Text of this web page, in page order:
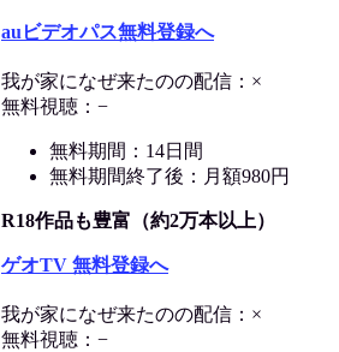
auビデオパス無料登録へ
我が家になぜ来たのの配信：×
無料視聴：−
無料期間：14日間
無料期間終了後：月額980円
R18作品も豊富（約2万本以上）
ゲオTV 無料登録へ
我が家になぜ来たのの配信：×
無料視聴：−